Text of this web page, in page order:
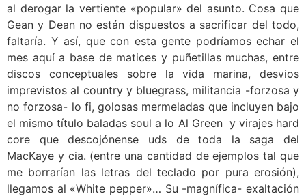
al derogar la vertiente «popular» del asunto. Cosa que
Gean y Dean no están dispuestos a sacrificar del todo,
faltaría. Y así, que con esta gente podríamos echar el
mes aquí a base de matices y puñetillas muchas, entre
discos conceptuales sobre la vida marina, desvios
imprevistos al country y bluegrass, militancia -forzosa y
no forzosa- lo fi, golosas mermeladas que incluyen bajo
el mismo título baladas soul a lo Al Green y virajes hard
core que descojónense uds de toda la saga del
MacKaye y cia. (entre una cantidad de ejemplos tal que
me borrarían las letras del teclado por pura erosión),
llegamos al «White pepper»… Su -magnífica- exaltación